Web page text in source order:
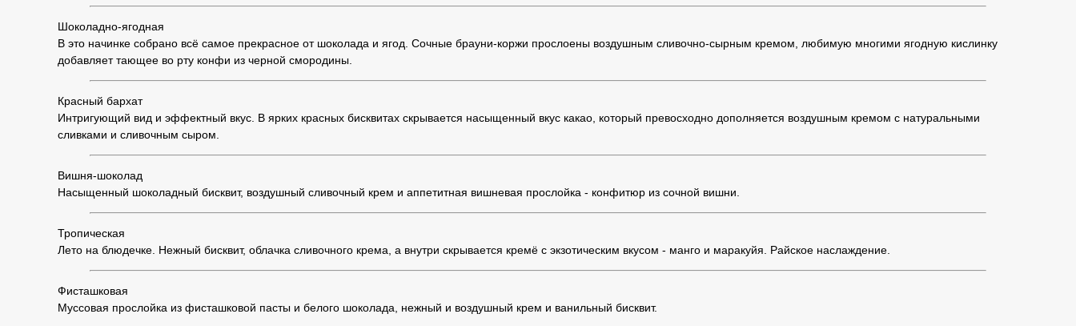
Шоколадно-ягодная
В это начинке собрано всё самое прекрасное от шоколада и ягод. Сочные брауни-коржи прослоены воздушным сливочно-сырным кремом, любимую многими ягодную кислинку
добавляет тающее во рту конфи из черной смородины.
Красный бархат
Интригующий вид и эффектный вкус. В ярких красных бисквитах скрывается насыщенный вкус какао, который превосходно дополняется воздушным кремом с натуральными
сливками и сливочным сыром.
Вишня-шоколад
Насыщенный шоколадный бисквит, воздушный сливочный крем и аппетитная вишневая прослойка - конфитюр из сочной вишни.
Тропическая
Лето на блюдечке. Нежный бисквит, облачка сливочного крема, а внутри скрывается кремё с экзотическим вкусом - манго и маракуйя. Райское наслаждение.
Фисташковая
Муссовая прослойка из фисташковой пасты и белого шоколада, нежный и воздушный крем и ванильный бисквит.